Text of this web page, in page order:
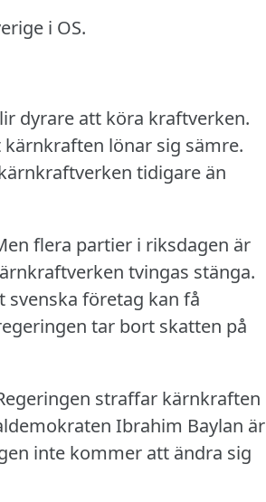
i OS.
dyrare att köra kraftverken.
lönar sig sämre.
tidigare än
flera partier i riksdagen är
tvingas stänga.
svenska företag kan få
tar bort skatten på
straffar kärnkraften
Ibrahim Baylan är
inte kommer att ändra sig